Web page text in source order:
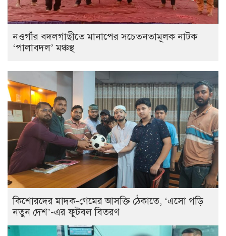
নওগাঁর বদলগাছীতে মানাপের সচেতনতামূলক নাটক
‘পালাবদল’ মঞ্চস্থ
কিশোরদের মাদক-গেমের আসক্তি ঠেকাতে, ‘এসো গড়ি
নতুন দেশ’-এর ফুটবল বিতরণ